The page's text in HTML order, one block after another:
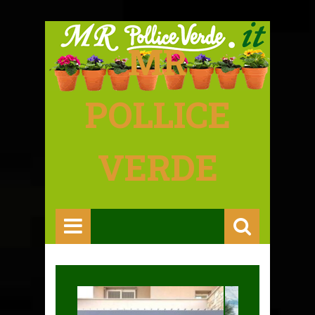
MR
POLLICE
VERDE